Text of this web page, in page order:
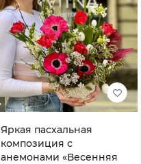
Яркая пасхальная
композиция с
анемонами «Весенняя